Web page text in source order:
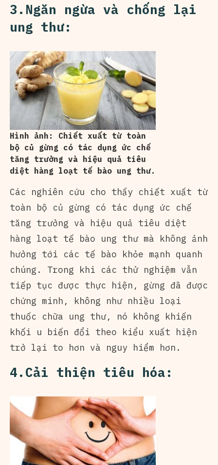
3.Ngăn ngừa và chống lại
ung thư:
Hình ảnh: Chiết xuất từ toàn
bộ củ gừng có tác dụng ức chế
tăng trưởng và hiệu quả tiêu
diệt hàng loạt tế bào ung thư.
Các nghiên cứu cho thấy chiết xuất từ
toàn bộ củ gừng có tác dụng ức chế
tăng trưởng và hiệu quả tiêu diệt
hàng loạt tế bào ung thư mà không ảnh
hưởng tới các tế bào khỏe mạnh quanh
chúng. Trong khi các thử nghiệm vẫn
tiếp tục được thực hiện, gừng đã được
chứng minh, không như nhiều loại
thuốc chữa ung thư, nó không khiến
khối u biến đổi theo kiểu xuất hiện
trở lại to hơn và nguy hiểm hơn.
4.Cải thiện tiêu hóa: